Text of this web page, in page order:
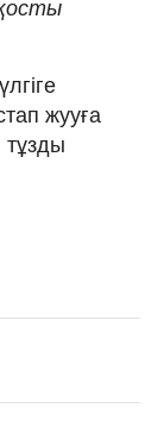
жууға
тұзды